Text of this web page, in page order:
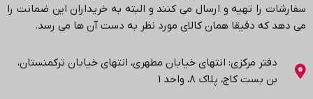
سفارشات را تهیه و ارسال می کنند و البته به خریداران این ضمانت را
می دهد که دقیقا همان کالای مورد نظر به دست آن ها می رسد.
دفتر مرکزی: انتهاي خیابان مطهری، انتهاي خیابان ترکمنستان،
بن بست کاج، پلاک ۸، واحد 1